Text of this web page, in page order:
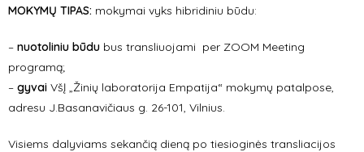
MOKYMŲ TIPAS: mokymai vyks hibridiniu būdu:
– nuotoliniu būdu bus transliuojami per ZOOM Meeting
programą;
– gyvai VšĮ „Žinių laboratorija Empatija“ mokymų patalpose,
adresu J.Basanavičiaus g. 26-101, Vilnius.
Visiems dalyviams sekančią dieną po tiesioginės transliacijos